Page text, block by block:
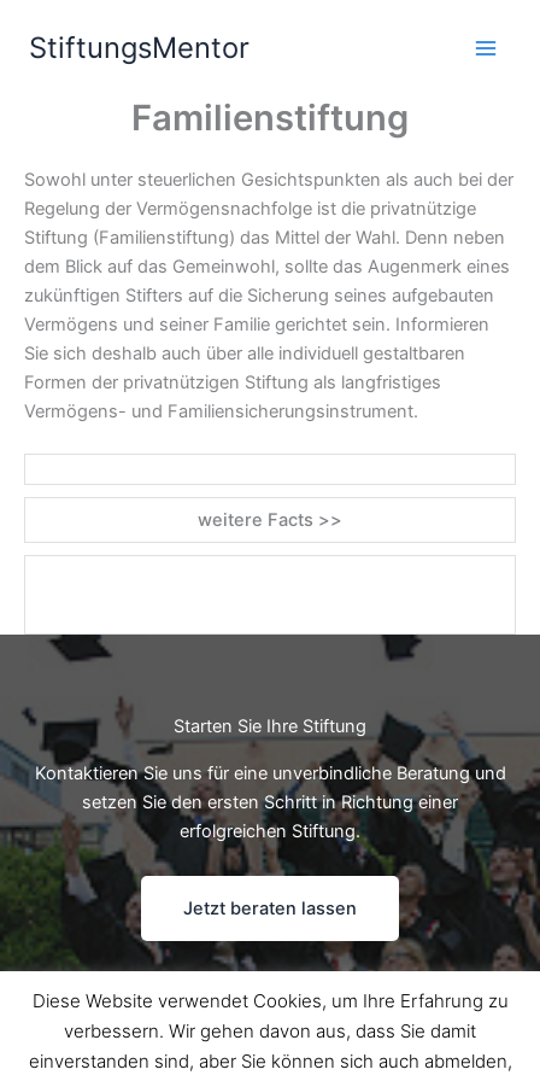
InhaltStiftungsMentor
Familienstiftung
Sowohl unter steuerlichen Gesichtspunkten als auch bei der
Regelung der Vermögensnachfolge ist die privatnützige
Stiftung (Familienstiftung) das Mittel der Wahl. Denn neben
dem Blick auf das Gemeinwohl, sollte das Augenmerk eines
zukünftigen Stifters auf die Sicherung seines aufgebauten
Vermögens und seiner Familie gerichtet sein. Informieren
Sie sich deshalb auch über alle individuell gestaltbaren
Formen der privatnützigen Stiftung als langfristiges
Vermögens- und Familiensicherungsinstrument.
weitere Facts >>
Starten Sie Ihre Stiftung
Kontaktieren Sie uns für eine unverbindliche Beratung und
setzen Sie den ersten Schritt in Richtung einer
erfolgreichen Stiftung.
Jetzt beraten lassen
Copyright © 2026 StiftungsMentor | Präsentiert vonAstra-
Diese Website verwendet Cookies, um Ihre Erfahrung zu
verbessern. Wir gehen davon aus, dass Sie damit
einverstanden sind, aber Sie können sich auch abmelden,